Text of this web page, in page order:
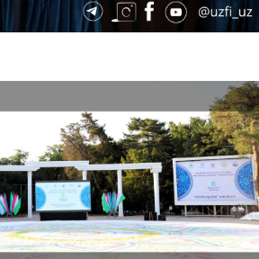
Institutda “Talabalar turar joylarlari va ijara xonadonlari bo'yicha ma'lumotlar markazi”…